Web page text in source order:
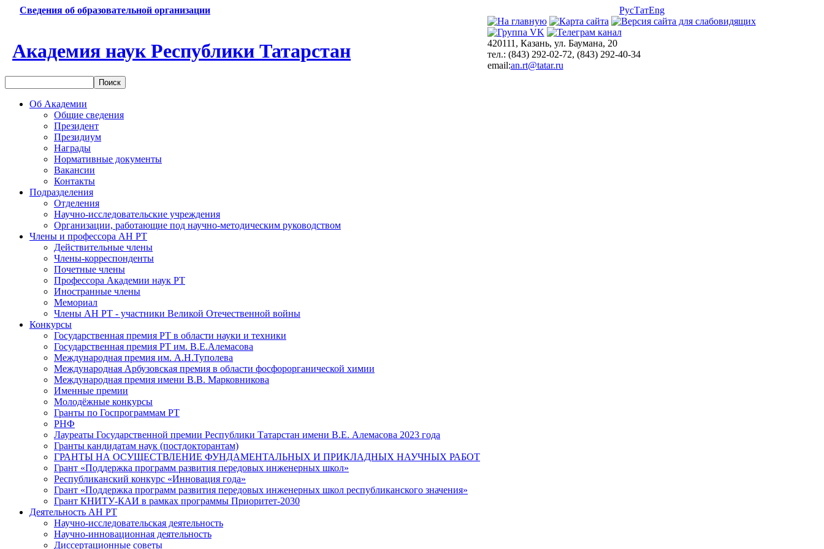
Сведения об образовательной организации РусТатEng
Академия наук Республики Татарстан
420111, Казань, ул. Баумана, 20
тел.: (843) 292-02-72, (843) 292-40-34
email:an.rt@tatar.ru
Об Академии
Общие сведения
Президент
Президиум
Награды
Нормативные документы
Вакансии
Контакты
Подразделения
Отделения
Научно-исследовательские учреждения
Организации, работающие под научно-методическим руководством
Члены и профессора АН РТ
Действительные члены
Члены-корреспонденты
Почетные члены
Профессора Академии наук РТ
Иностранные члены
Мемориал
Члены АН РТ - участники Великой Отечественной войны
Конкурсы
Государственная премия РТ в области науки и техники
Государственная премия РТ им. В.Е.Алемасова
Международная премия им. А.Н.Туполева
Международная Арбузовская премия в области фосфорорганической химии
Международная премия имени В.В. Марковникова
Именные премии
Молодёжные конкурсы
Гранты по Госпрограммам РТ
РНФ
Лауреаты Государственной премии Республики Татарстан имени В.Е. Алемасова 2023 года
Гранты кандидатам наук (постдокторантам)
ГРАНТЫ НА ОСУЩЕСТВЛЕНИЕ ФУНДАМЕНТАЛЬНЫХ И ПРИКЛАДНЫХ НАУЧНЫХ РАБОТ
Грант «Поддержка программ развития передовых инженерных школ»
Республиканский конкурс «Инновация года»
Грант «Поддержка программ развития передовых инженерных школ республиканского значения»
Грант КНИТУ-КАИ в рамках программы Приоритет-2030
Деятельность АН РТ
Научно-исследовательская деятельность
Научно-инновационная деятельность
Диссертационные советы